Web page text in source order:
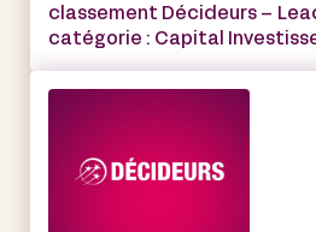
classement Décideurs –
catégorie : Capital